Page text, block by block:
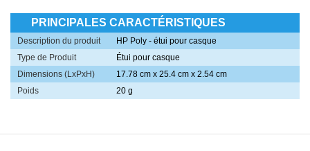
PRINCIPALES CARACTÉRISTIQUES
Description du produit
HP Poly - étui pour casque
Type de Produit
Étui pour casque
Dimensions (LxPxH)
17.78 cm x 25.4 cm x 2.54 cm
Poids
20 g